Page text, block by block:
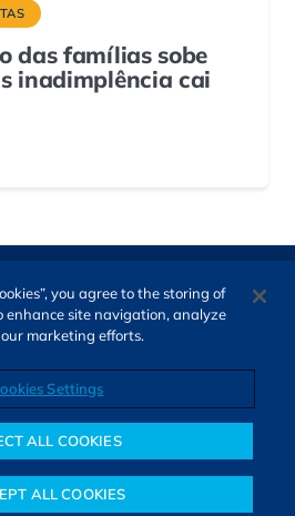
das famílias sobe
inadimplência cai
e educação financeira da B3,
especializados sobre o mercado
de investimentos. Com redação
o site proporciona aprendizado
you agree to the storing of
enhance site navigation, analyze
marketing efforts.
Settings
ALL COOKIES
ALL COOKIES